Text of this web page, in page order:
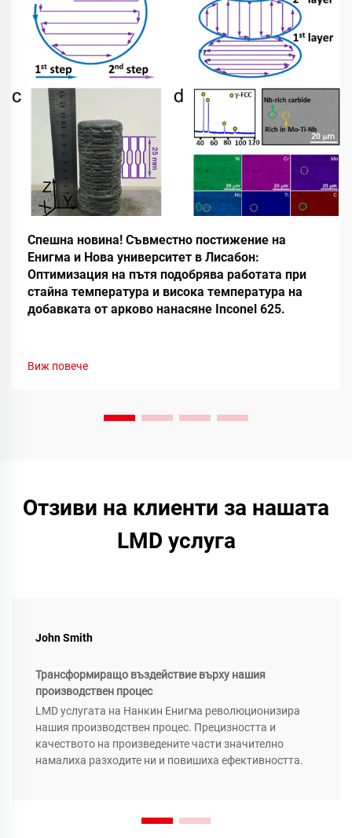
Спешна новина! Съвместно постижение на
Енигма и Нова университет в Лисабон:
Оптимизация на пътя подобрява работата при
стайна температура и висока температура на
добавката от арково нанасяне Inconel 625.
Виж повече
Отзиви на клиенти за нашата
LMD услуга
John Smith
Трансформиращо въздействие върху нашия
производствен процес
LMD услугата на Нанкин Енигма революционизира
нашия производствен процес. Прецизността и
качеството на произведените части значително
намалиха разходите ни и повишиха ефективността.